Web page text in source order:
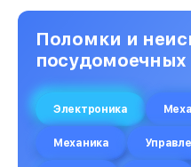
Поломки и
Электроника
Механика